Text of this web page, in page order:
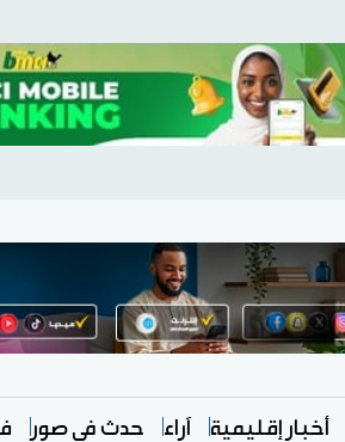
أخبار إقليمية آراء حدث في صور